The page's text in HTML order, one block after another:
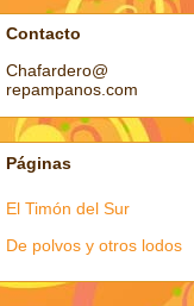
Contacto
Chafardero@
repampanos.com
Páginas
El Timón del Sur
De polvos y otros lodos